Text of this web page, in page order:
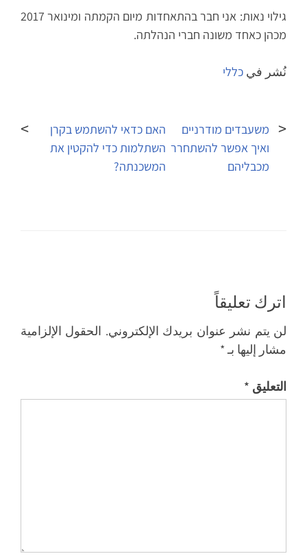
גילוי נאות: אני חבר בהתאחדות מיום הקמתה ומינואר 2017
מכהן כאחד משונה חברי הנהלתה.
نُشر في כללי
المقالات
משעבדים מודרניים
ואיך אפשר להשתחרר
מכבליהם
האם כדאי להשתמש בקרן
השתלמות כדי להקטין את
המשכנתה?
اترك تعليقاً
لن يتم نشر عنوان بريدك الإلكتروني. الحقول الإلزامية
مشار إليها بـ *
التعليق *